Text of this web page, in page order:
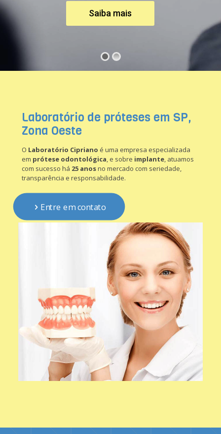
Saiba mais
Laboratório de próteses em SP,
Zona Oeste
O Laboratório Cipriano é uma empresa especializada
em prótese odontológica, e sobre implante, atuamos
com sucesso há 25 anosno mercado com seriedade,
transparência e responsabilidade.
Entre em contato